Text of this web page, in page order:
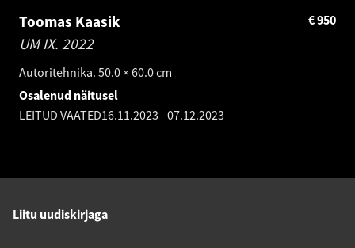
Toomas Kaasik
UM IX. 2022
Autoritehnika. 50.0 × 60.0 cm
950
€
Osalenud näitusel
LEITUD VAATED16.11.2023 -07.12.2023
Liitu uudiskirjaga